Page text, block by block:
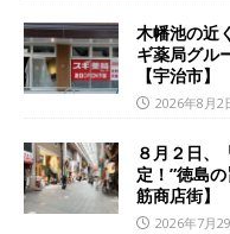
木幡池の近
ギ薬局グル
【宇治市】
2026年8月2
８月２日、
定！”徳島
筋商店街】
2026年7月